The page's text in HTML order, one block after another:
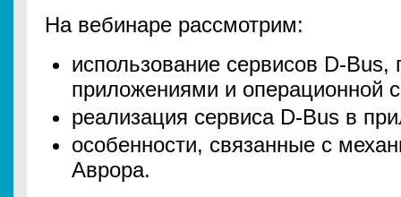
На вебинаре рассмотрим:
использование сервисов D-
приложениями и операционной
реализация сервиса D-Bus в
особенности, связанные с
Аврора.